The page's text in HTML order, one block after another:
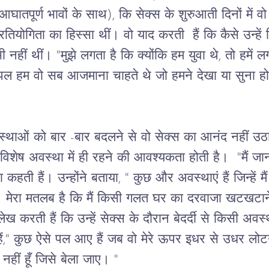
भावों के साथ), कि सेक्स के शुरुआती दिनों में वो
का हिस्सा थीं। वो याद करती हैं कि कैसे उन्हें
नहीं थीं। "मुझे लगता है कि क्योंकि हम युवा थे, तो हमें
हम वो सब आजमाना चाहते थे जो हमने देखा या सुना
को बार -बार बदलने से वो सेक्स का आनंद नहीं
विशेष अवस्था में ही रहने की आवश्यकता होती है। "मैं
कहती हैं। उन्होंने बताया, " कुछ और अवस्थाएं हैं जिन्हें मैं
मेरा मतलब है कि मैं किसी गलत घर का दरवाजा
करती हैं कि उन्हें सेक्स के दौरान बेदर्दी से किसी
," कुछ ऐसे पल आए हैं जब वो मेरे ऊपर इधर से उधर
नहीं हूँ जिसे बेला जाए। "